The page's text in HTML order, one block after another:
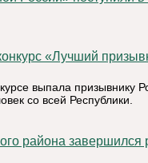
выпала призывнику
со всей Республики.